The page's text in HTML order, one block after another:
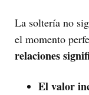
La soltería no
el momento
relaciones
El valor